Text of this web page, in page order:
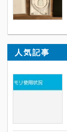
人気記事